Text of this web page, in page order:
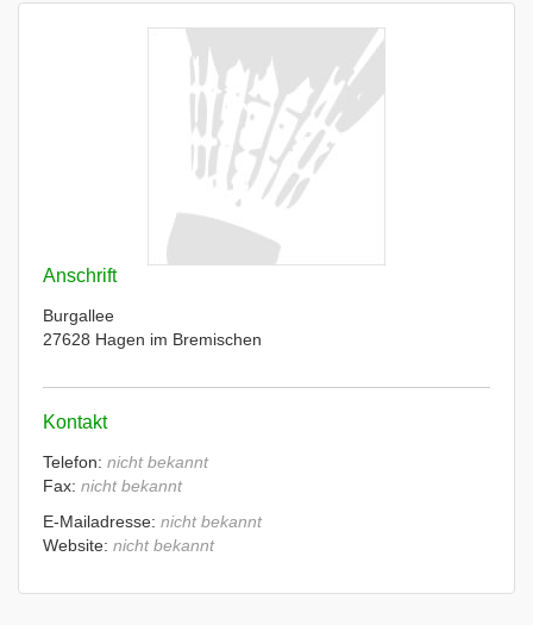
Anschrift
Burgallee
27628 Hagen im Bremischen
Kontakt
Telefon: nicht bekannt
Fax: nicht bekannt
E-Mailadresse: nicht bekannt
Website: nicht bekannt